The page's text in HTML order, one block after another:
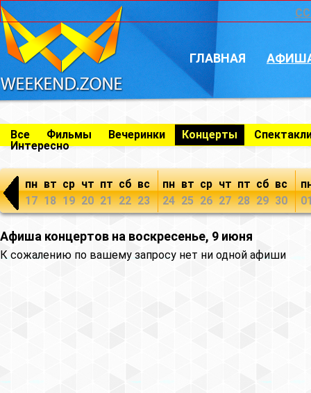
ГЛАВНАЯ
Все Фильмы Вечеринки Концерты
Интересно
пн
17
вт
18
ср
19
чт
20
пт
21
сб
22
вс
23
пн
24
вт
25
ср
26
чт
27
пт
28
сб
29
вс
30
Афиша концертов на воскресенье, 9 июня
К сожалению по вашему запросу нет ни одной афиши